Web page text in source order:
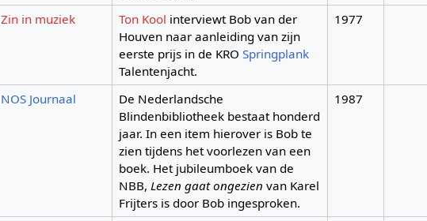
Zin in muziek Ton Kool interviewt Bob van der
Houven naar aanleiding van zijn
eerste prijs in de KRO Springplank
Talentenjacht.
1977
NOS Journaal
De Nederlandsche
Blindenbibliotheek bestaat honderd
jaar. In een item hierover is Bob te
zien tijdens het voorlezen van een
boek. Het jubileumboek van de
NBB, Lezen gaat ongezien van Karel
Frijters is door Bob ingesproken.
1987